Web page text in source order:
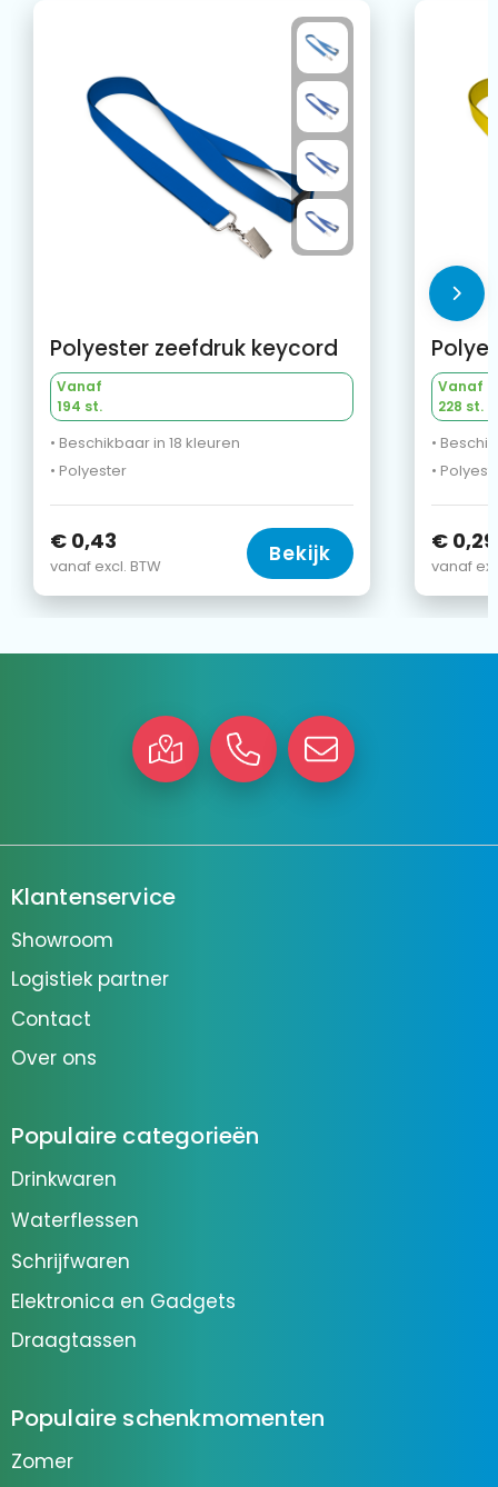
Polyester zeefdruk keycord
Vanaf
194 st.
• Beschikbaar in 18 kleuren
• Polyester
€ 0,43
vanaf excl. BTW Bekijk
Vanaf
228 st.
•
•
€ 0,29
vanaf
Klantenservice
Showroom
Logistiek partner
Contact
Over ons
Populaire categorieën
Drinkwaren
Waterflessen
Schrijfwaren
Elektronica en Gadgets
Draagtassen
Populaire schenkmomenten
Zomer